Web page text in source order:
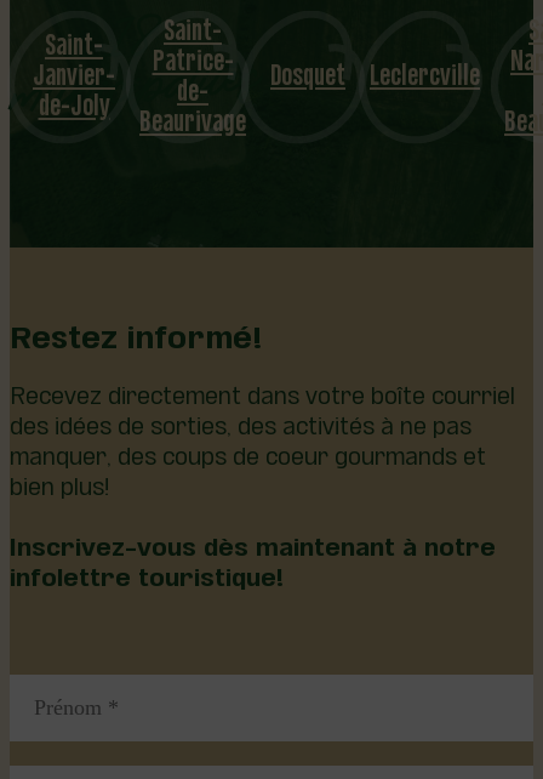
1
8
mu
nicipalités
Saint-
Janvier-
de-Joly
Saint-
Patrice-
de-
Beaurivage
Dosquet Leclercville
Restez informé!
Recevez directement dans votre boîte courriel
des idées de sorties, des activités à ne pas
manquer, des coups de coeur gourmands et
bien plus!
Inscrivez-vous dès maintenant à notre
infolettre touristique!